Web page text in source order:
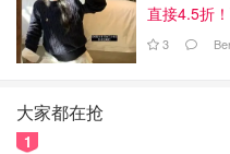
直接4.5折
3
大家都在抢
1